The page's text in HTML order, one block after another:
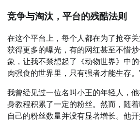
竞争与淘汰，平台的残酷法则
在这个平台上，每个人都在为了抢夺
获得更多的曝光，有的网红甚至不惜
象，让我不禁想起了《动物世界》中
肉强食的世界里，只有强者才能生存。
我曾经见过一位名叫小王的年轻人，
身教程积累了一定的粉丝。然而，随
自己的粉丝数量并没有显著增长。他